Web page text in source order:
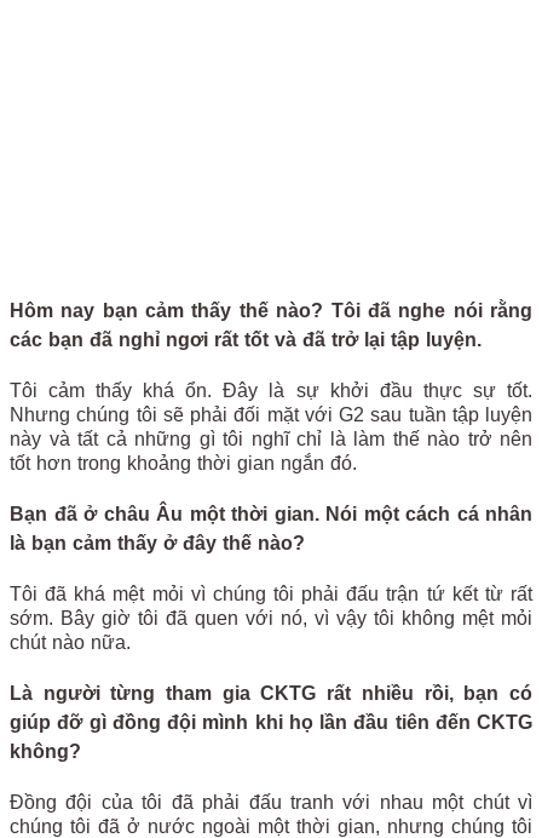
Hôm nay bạn cảm thấy thế nào? Tôi đã nghe nói rằng
các bạn đã nghỉ ngơi rất tốt và đã trở lại tập luyện.
Tôi cảm thấy khá ổn. Đây là sự khởi đầu thực sự tốt.
Nhưng chúng tôi sẽ phải đối mặt với G2 sau tuần tập luyện
này và tất cả những gì tôi nghĩ chỉ là làm thế nào trở nên
tốt hơn trong khoảng thời gian ngắn đó.
Bạn đã ở châu Âu một thời gian. Nói một cách cá nhân
là bạn cảm thấy ở đây thế nào?
Tôi đã khá mệt mỏi vì chúng tôi phải đấu trận tứ kết từ rất
sớm. Bây giờ tôi đã quen với nó, vì vậy tôi không mệt mỏi
chút nào nữa.
Là người từng tham gia CKTG rất nhiều rồi, bạn có
giúp đỡ gì đồng đội mình khi họ lần đầu tiên đến CKTG
không?
Đồng đội của tôi đã phải đấu tranh với nhau một chút vì
chúng tôi đã ở nước ngoài một thời gian, nhưng chúng tôi